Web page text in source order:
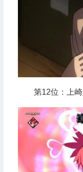
第12位：上